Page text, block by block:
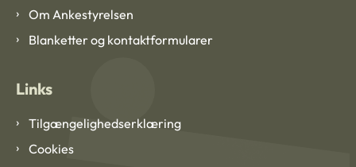
Om Ankestyrelsen
Blanketter og kontaktformularer
Links
Tilgængelighedserklæring
Cookies